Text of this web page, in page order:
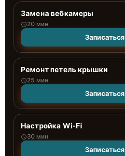
Замена вебкамеры
20 мин
Записаться
Ремонт петель крышки
25 мин
Записаться
Настройка Wi-Fi
30 мин
Записаться